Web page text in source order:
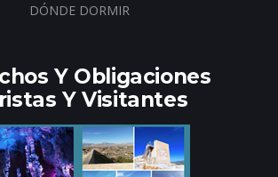
DÓNDE DORMIR
Y Obligaciones
Y Visitantes